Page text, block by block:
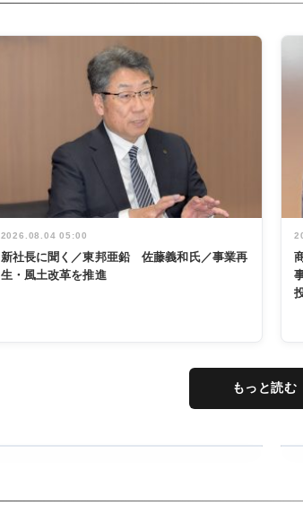
2026.08.04 05:00
新社長に聞く／東邦亜鉛 佐藤義和氏／事業再
生・風土改革を推進
もっと読む